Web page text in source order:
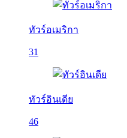
ทัวร์อเมริกา
31
ทัวร์อินเดีย
46